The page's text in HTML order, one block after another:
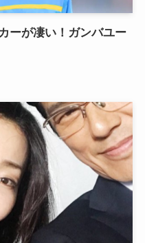
ーが凄い！ガンバユー